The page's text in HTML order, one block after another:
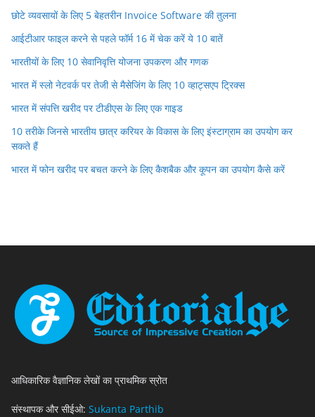
छोटे व्यवसायों के लिए 5 बेहतरीन Invoice Software की तुलना
आईटीआर फाइल करने से पहले फॉर्म 16 में चेक करें ये 10 बातें
भारतीयों के लिए 10 सेवानिवृत्ति योजना उपकरण और गणक
भारत में स्लो नेटवर्क पर तेजी से मैसेजिंग के लिए 10 व्हाट्सएप ट्रिक्स
भारत में संपत्ति खरीद पर टीडीएस के लिए एक गाइड
10 तरीके जिनसे भारतीय छात्र करियर के विकास के लिए इंस्टाग्राम का उपयोग कर
सकते हैं
भारत में फोन खरीद पर बचत करने के लिए कैशबैक और कूपन का उपयोग कैसे करें
आधिकारिक वैज्ञानिक लेखों का प्राथमिक स्रोत
संस्थापक और सीईओ: Sukanta Parthib